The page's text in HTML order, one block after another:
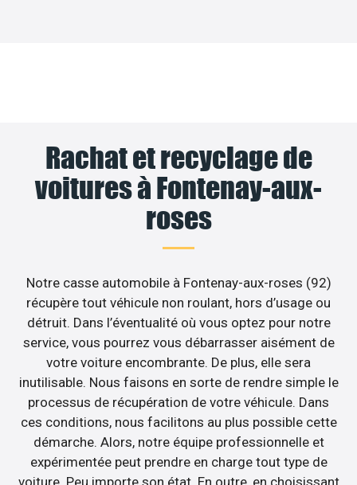
Rachat et recyclage de
voitures à Fontenay-aux-
roses
Notre casse automobile à Fontenay-aux-roses (92)
récupère tout véhicule non roulant, hors d’usage ou
détruit. Dans l’éventualité où vous optez pour notre
service, vous pourrez vous débarrasser aisément de
votre voiture encombrante. De plus, elle sera
inutilisable. Nous faisons en sorte de rendre simple le
processus de récupération de votre véhicule. Dans
ces conditions, nous facilitons au plus possible cette
démarche. Alors, notre équipe professionnelle et
expérimentée peut prendre en charge tout type de
voiture. Peu importe son état. En outre, en choisissant